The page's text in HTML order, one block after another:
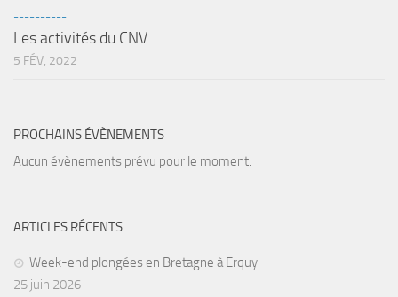
Sorties 2014
BIO SUB
Lac Merveilleux
AUDIOVISUEL
Vidéo
Peinture
NAGE
----------
Les activités du CNV
5 FÉV, 2022
PROCHAINS ÉVÈNEMENTS
Aucun évènements prévu pour le moment.
ARTICLES RÉCENTS
Week-end plongées en Bretagne à Erquy
25 juin 2026